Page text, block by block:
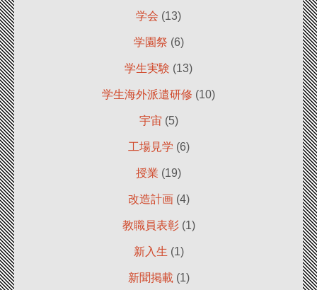
学会 (13)
学園祭 (6)
学生実験 (13)
学生海外派遣研修 (10)
宇宙 (5)
工場見学 (6)
授業 (19)
改造計画(4)
教職員表彰(1)
新入生 (1)
新聞掲載 (1)